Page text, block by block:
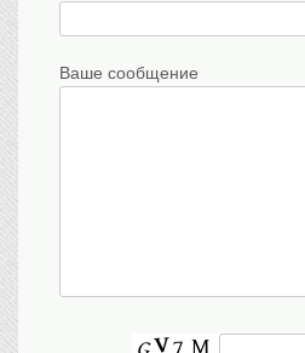
Ваше сообщение